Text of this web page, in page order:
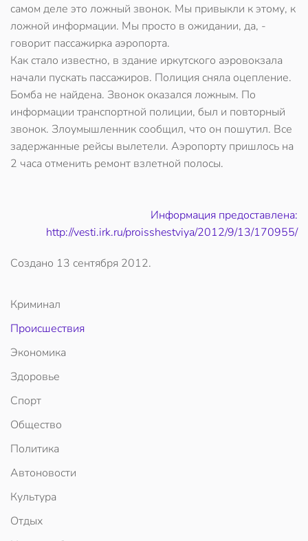
самом деле это ложный звонок. Мы привыкли к этому, к
ложной информации. Мы просто в ожидании, да, -
говорит пассажирка аэропорта.
Как стало известно, в здание иркутского аэровокзала
начали пускать пассажиров. Полиция сняла оцепление.
Бомба не найдена. Звонок оказался ложным. По
информации транспортной полиции, был и повторный
звонок. Злоумышленник сообщил, что он пошутил. Все
задержанные рейсы вылетели. Аэропорту пришлось на
2 часа отменить ремонт взлетной полосы.
Информация предоставлена:
http://vesti.irk.ru/proisshestviya/2012/9/13/170955/
Создано 13 сентября 2012.
Криминал
Происшествия
Экономика
Здоровье
Спорт
Общество
Политика
Автоновости
Культура
Отдых